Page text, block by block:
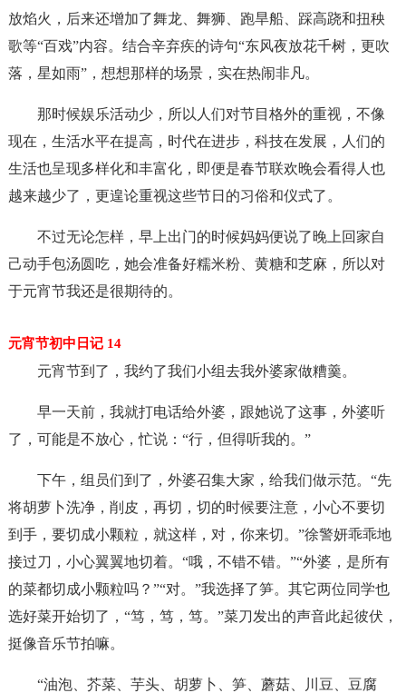
放焰火，后来还增加了舞龙、舞狮、跑旱船、踩高跷和扭秧
歌等“百戏”内容。结合辛弃疾的诗句“东风夜放花千树，更吹
落，星如雨”，想想那样的场景，实在热闹非凡。
那时候娱乐活动少，所以人们对节目格外的重视，不像
现在，生活水平在提高，时代在进步，科技在发展，人们的
生活也呈现多样化和丰富化，即便是春节联欢晚会看得人也
越来越少了，更遑论重视这些节日的习俗和仪式了。
不过无论怎样，早上出门的时候妈妈便说了晚上回家自
己动手包汤圆吃，她会准备好糯米粉、黄糖和芝麻，所以对
于元宵节我还是很期待的。
元宵节初中日记 14
元宵节到了，我约了我们小组去我外婆家做糟羹。
早一天前，我就打电话给外婆，跟她说了这事，外婆听
了，可能是不放心，忙说：“行，但得听我的。”
下午，组员们到了，外婆召集大家，给我们做示范。“先
将胡萝卜洗净，削皮，再切，切的时候要注意，小心不要切
到手，要切成小颗粒，就这样，对，你来切。”徐警妍乖乖地
接过刀，小心翼翼地切着。“哦，不错不错。”“外婆，是所有
的菜都切成小颗粒吗？”“对。”我选择了笋。其它两位同学也
选好菜开始切了，“笃，笃，笃。”菜刀发出的声音此起彼伏，
挺像音乐节拍嘛。
“油泡、芥菜、芋头、胡萝卜、笋、蘑菇、川豆、豆腐